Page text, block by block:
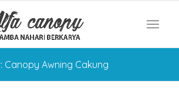
Canopy Awning Cakung